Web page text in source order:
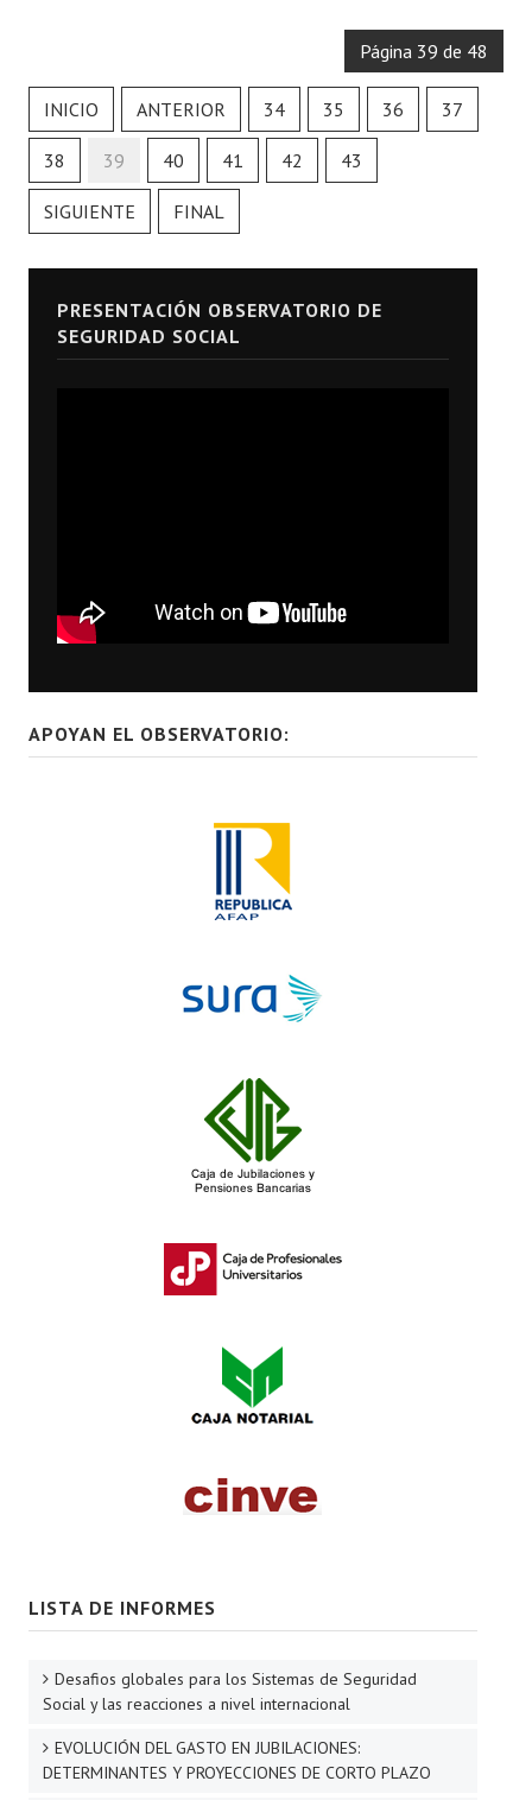
Página 39 de 48
INICIO ANTERIOR 34 35 36 37
38 39 40 41 42 43
SIGUIENTE FINAL
PRESENTACIÓN OBSERVATORIO DE
SEGURIDAD SOCIAL
APOYAN EL OBSERVATORIO:
LISTA DE INFORMES
Desafios globales para los Sistemas de Seguridad
Social y las reacciones a nivel internacional
EVOLUCIÓN DEL GASTO EN JUBILACIONES:
DETERMINANTES Y PROYECCIONES DE CORTO PLAZO